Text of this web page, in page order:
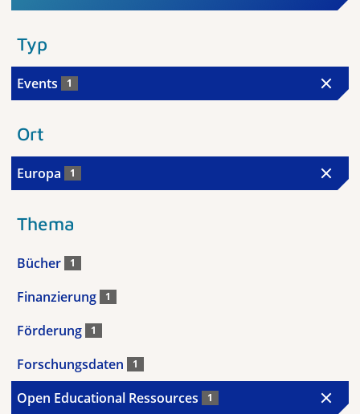
Typ
Events 1
Ort
Europa 1
Thema
Bücher 1
Finanzierung 1
Förderung 1
Forschungsdaten 1
Open Educational Ressources 1